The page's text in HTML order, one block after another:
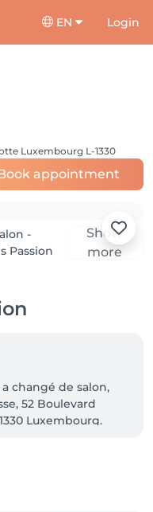
EN Login
Luxembourg L-1330
appointment
Show
more
changé de salon,
52 Boulevard
Luxembourg.